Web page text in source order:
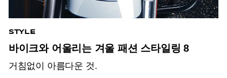
STYLE
바이크와 어울리는 겨울 패션 스타일링 8
거침없이 아름다운 것.